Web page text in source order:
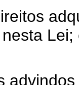
nesta